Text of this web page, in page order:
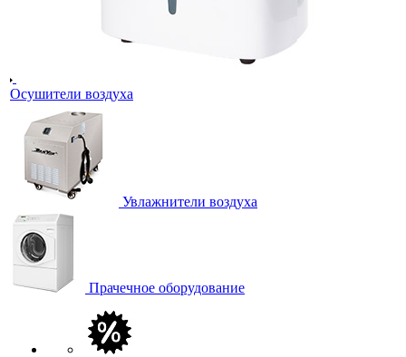
Осушители воздуха
Увлажнители воздуха
Прачечное оборудование